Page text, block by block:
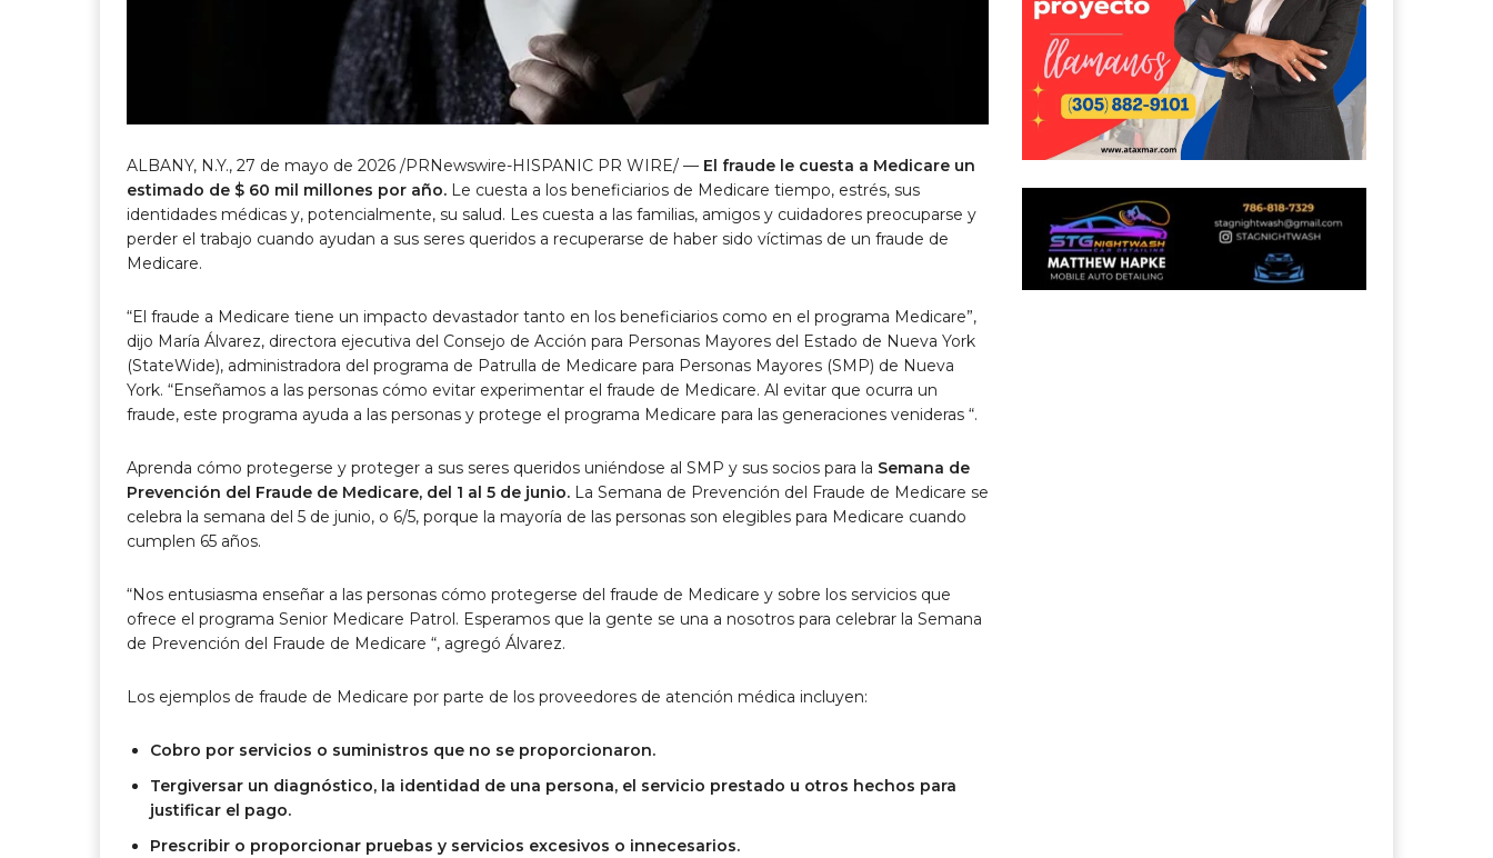
ALBANY, N.Y., 27 de mayo de 2026 /PRNewswire-HISPANIC PR WIRE/ — El fraude le cuesta a Medicare un
estimado de $ 60 mil millones por año. Le cuesta a los beneficiarios de Medicare tiempo, estrés, sus
identidades médicas y, potencialmente, su salud. Les cuesta a las familias, amigos y cuidadores preocuparse y
perder el trabajo cuando ayudan a sus seres queridos a recuperarse de haber sido víctimas de un fraude de
Medicare.
“El fraude a Medicare tiene un impacto devastador tanto en los beneficiarios como en el programa Medicare”,
dijo María Álvarez, directora ejecutiva del Consejo de Acción para Personas Mayores del Estado de Nueva York
(StateWide), administradora del programa de Patrulla de Medicare para Personas Mayores (SMP) de Nueva
York. “Enseñamos a las personas cómo evitar experimentar el fraude de Medicare. Al evitar que ocurra un
fraude, este programa ayuda a las personas y protege el programa Medicare para las generaciones venideras “.
Aprenda cómo protegerse y proteger a sus seres queridos uniéndose al SMP y sus socios para la Semana de
Prevención del Fraude de Medicare, del 1 al 5 de junio. La Semana de Prevención del Fraude de Medicare se
celebra la semana del 5 de junio, o 6/5, porque la mayoría de las personas son elegibles para Medicare cuando
cumplen 65 años.
“Nos entusiasma enseñar a las personas cómo protegerse del fraude de Medicare y sobre los servicios que
ofrece el programa Senior Medicare Patrol. Esperamos que la gente se una a nosotros para celebrar la Semana
de Prevención del Fraude de Medicare “, agregó Álvarez.
Los ejemplos de fraude de Medicare por parte de los proveedores de atención médica incluyen:
Cobro por servicios o suministros que no se proporcionaron.
Tergiversar un diagnóstico, la identidad de una persona, el servicio prestado u otros hechos para
justificar el pago.
Prescribir o proporcionar pruebas y servicios excesivos o innecesarios.